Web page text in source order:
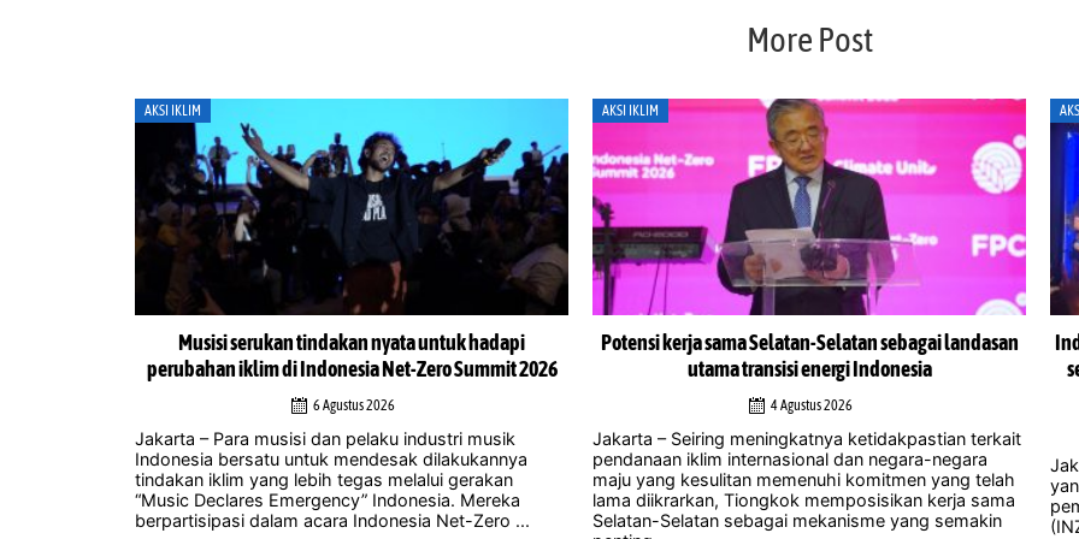
More Post
AKSI IKLIM
Potensi kerja sama Selatan-Selatan sebagai landasan
utama transisi energi Indonesia
4 Agustus 2026
Jakarta – Seiring meningkatnya ketidakpastian terkait
pendanaan iklim internasional dan negara-negara
maju yang kesulitan memenuhi komitmen yang telah
lama diikrarkan, Tiongkok memposisikan kerja sama
Selatan-Selatan sebagai mekanisme yang semakin
AKSI IKLIM
Indonesia Net-Zero Summit 2026 desak tindakan iklim
segera, para pemimpin peringatkan peluang untuk
cegah bencana semakin menipis
1 Agustus 2026
Jakarta — Seruan untuk mengambil tindakan iklim
yang lebih tegas dan mendesak mendominasi
pembahasan dalam Indonesia Net-Zero Summit
(INZS) 2026, di mana para pemimpin nasional dan
di